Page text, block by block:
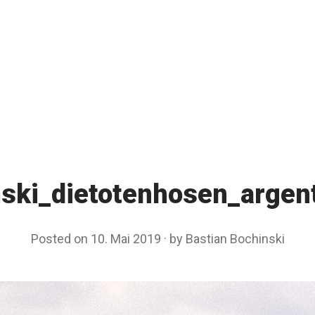
Posted on 10. Mai 2019 by Bastian Bochinski